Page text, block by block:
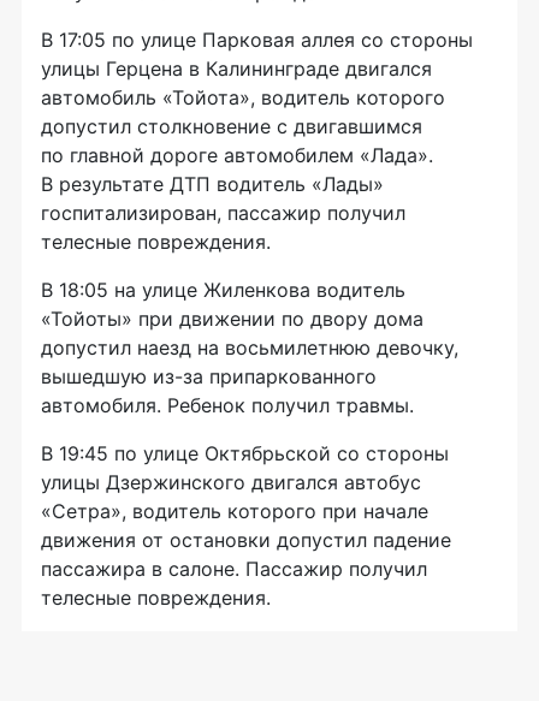
В 17:05 по улице Парковая аллея со стороны
улицы Герцена в Калининграде двигался
автомобиль «Тойота», водитель которого
допустил столкновение с двигавшимся
по главной дороге автомобилем «Лада».
В результате ДТП водитель «Лады»
госпитализирован, пассажир получил
телесные повреждения.
В 18:05 на улице Жиленкова водитель
«Тойоты» при движении по двору дома
допустил наезд на восьмилетнюю девочку,
вышедшую из-за припаркованного
автомобиля. Ребенок получил травмы.
В 19:45 по улице Октябрьской со стороны
улицы Дзержинского двигался автобус
«Сетра», водитель которого при начале
движения от остановки допустил падение
пассажира в салоне. Пассажир получил
телесные повреждения.